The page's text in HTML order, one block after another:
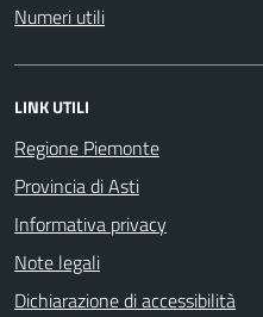
Numeri utili
LINK UTILI
Regione Piemonte
Provincia di Asti
Informativa privacy
Note legali
Dichiarazione di accessibilità